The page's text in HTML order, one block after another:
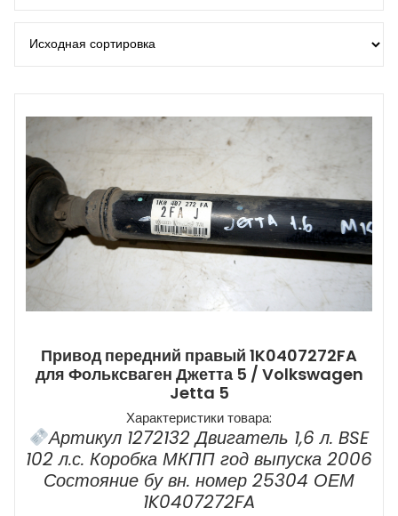
Привод передний правый 1K0407272FA
для Фольксваген Джетта 5 / Volkswagen
Jetta 5
Характеристики товара:
Артикул 1272132 Двигатель 1,6 л. BSE
102 л.с. Коробка МКПП год выпуска 2006
Состояние бу вн. номер 25304 ОЕМ
1K0407272FA